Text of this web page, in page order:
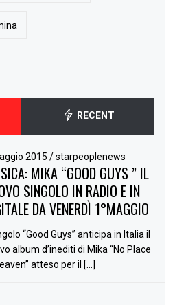
RECENT
2015/ starpeoplenews
MIKA “GOOD GUYS ” IL
SINGOLO IN RADIO E IN
DA VENERDÌ 1°MAGGIO
“Good Guys” anticipa in Italia il
album d’inediti di Mika “No Place
atteso per il […]